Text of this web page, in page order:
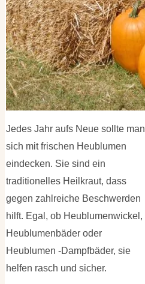
Jedes Jahr aufs Neue sollte man
sich mit frischen Heublumen
eindecken. Sie sind ein
traditionelles Heilkraut, dass
gegen zahlreiche Beschwerden
hilft. Egal, ob Heublumenwickel,
Heublumenbäder oder
Heublumen -Dampfbäder, sie
helfen rasch und sicher.